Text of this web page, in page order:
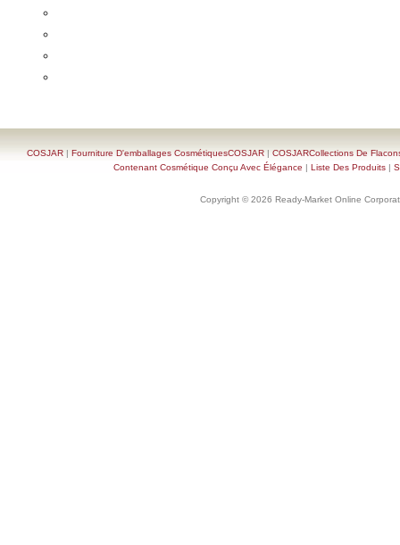
COSJAR | Fourniture D'emballages CosmétiquesCOSJAR | COSJARCollections De
Contenant Cosmétique Conçu Avec Élégance | Liste Des Produits |
Copyright © 2026 Ready-Market Online